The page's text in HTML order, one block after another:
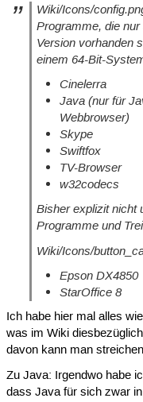
Wiki/Icons/
Programme, die
Version vorhanden
einem 64-Bit-
Cinelerra
Java (nur für
Webbrowser)
Skype
Swiftfox
TV-Browser
w32codecs
Bisher explizit nicht
Programme und
Wiki/Icons/
Epson DX4850
StarOffice 8
Ich habe hier mal alles
was im Wiki
davon kann man
Zu Java: Irgendwo habe
dass Java für sich zwar